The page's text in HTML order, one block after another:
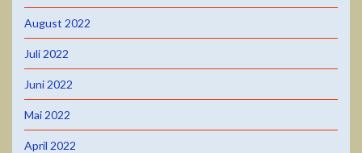
August 2022
Juli 2022
Juni 2022
Mai 2022
April 2022